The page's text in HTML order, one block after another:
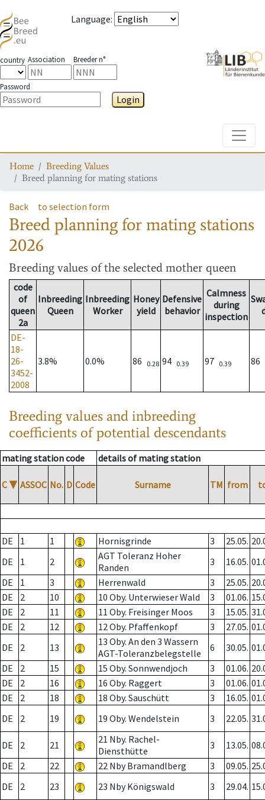
Language:
country Association Breeder n°
Password
Login
Home
Breeding Values
Breed planning for mating stations
Back to selection form
Breed planning for mating stations
2026
Breeding values of the selected mother queen
code
of
queen
2a
Inbreeding
Queen
Inbreeding
Worker
Honey
yield
Defensive
behavior
Calmness
during
inspection
DE-
18-
26-
3452-
2008
3.8% 0.0% 86 0.28 94 0.39 97 0.39 86
Breeding values and inbreeding
coefficients of potential descendants
mating station code details of mating station
C ▼ ASSOC No. D Code Surname TM from
DE 1 1 Hornisgrinde 3 25.05.
DE
1 2
AGT Toleranz Hoher
Randen
3 16.05.
DE
1 3 Herrenwald 3 25.05.
DE
2 10 10 Oby. Unterwieser Wald 3 01.06.
DE
2 11 11 Oby. Freisinger Moos 3 15.05.
DE
2 12 12 Oby. Pfaffenkopf 3 27.05.
DE
2 13
13 Oby. An den 3 Wassern
AGT-Toleranzbelegstelle
6 30.05.
DE
2 15 15 Oby. Sonnwendjoch 3 01.06.
DE
2 16 16 Oby. Raggert 3 01.06.
DE
2 18 18 Oby. Sauschütt 3 16.05.
DE
2 19 19 Oby. Wendelstein 3 22.05.
DE 2 21
21 Nby. Rachel-
Diensthütte
3 13.05.
DE
2 22 22 Nby Bramandlberg 3 09.05.
DE
2 23 23 Nby Königswald 3 29.04.